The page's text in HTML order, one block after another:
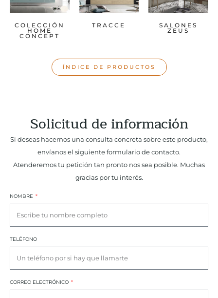
COLECCIÓN
HOME
CONCEPT
TRACCE SALONES
ZEUS
ÍNDICE DE PRODUCTOS
Solicitud de información
Si deseas hacernos una consulta concreta sobre este producto,
envíanos el siguiente formulario de contacto.
Atenderemos tu petición tan pronto nos sea posible. Muchas
gracias por tu interés.
NOMBRE
TELÉFONO
CORREO ELECTRÓNICO